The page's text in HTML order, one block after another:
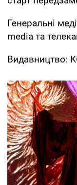
Генеральні
media та
Видавництво: